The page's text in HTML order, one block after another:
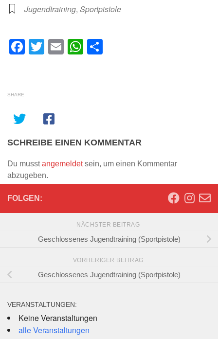
Jugendtraining, Sportpistole
Facebook
Twitter
EmailWhatsApp
SHARE
SCHREIBE EINEN KOMMENTAR
Du musstangemeldetsein, um einen Kommentar
abzugeben.
FOLGEN:
NÄCHSTER BEITRAG
Geschlossenes Jugendtraining (Sportpistole)
VORHERIGER BEITRAG
Geschlossenes Jugendtraining (Sportpistole)
VERANSTALTUNGEN:
Keine Veranstaltungen
alle Veranstaltungen